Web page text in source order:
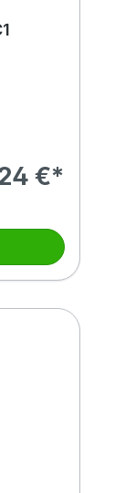
€*